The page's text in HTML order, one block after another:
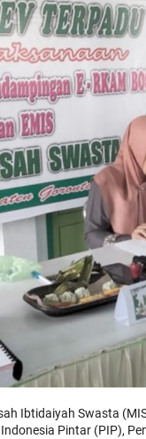
Ibtidaiyah Swasta
Pintar (PIP),